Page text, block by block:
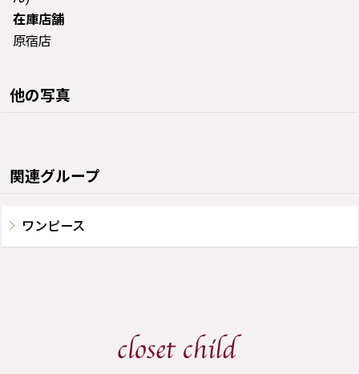
在庫店舗
原宿店
他の写真
関連グループ
ワンピース